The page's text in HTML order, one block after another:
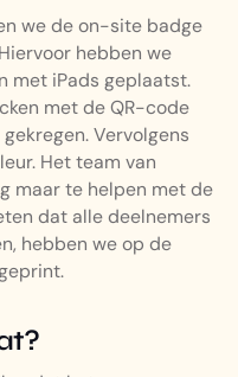
we de on-site badge
hebben we
met iPads geplaatst.
met de QR-code
Vervolgens
Het team van
maar te helpen met de
dat alle deelnemers
hebben we op de